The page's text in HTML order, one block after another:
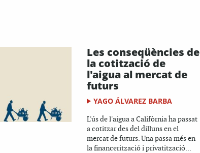
Les conseqüències de
la cotització de
l'aigua al mercat de
futurs
YAGO ÁLVAREZ BARBA
L'ús de l'aigua a Califòrnia ha passat
a cotitzar des del dilluns en el
mercat de futurs. Una passa més en
la financerització i privatització...